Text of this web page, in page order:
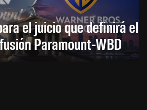
el juicio que definirá el
Paramount-WBD